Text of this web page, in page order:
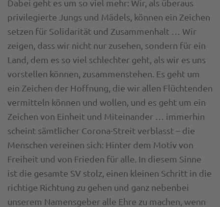
Dabei geht es um so viel mehr: Wir, als überaus
privilegierte Jungs und Mädels, können ein Zeichen
setzen für Solidarität und Zusammenhalt … Wir
zeigen, dass wir nicht nur zusehen, sondern für ein
Land, dem es so viel schlechter geht, als wir es uns
vorstellen können, zusammenstehen. Es geht um
ein Zeichen der Hoffnung, die wir allen Flüchtenden
vermitteln können und wollen, und es geht um ein
Zeichen von Einheit und Miteinander … immerhin
scheint sämtlicher Corona-Streit verblasst – die
Menschen vereinen sich: Hinter dem Motiv von
Freiheit und von Frieden für alle. In diesem Sinne
ist die gesamte SV stolz, einen kleinen Schritt in die
richtige Richtung zu gehen und ganz nebenbei
unserem Namensgeber alle Ehre zu machen, wenn